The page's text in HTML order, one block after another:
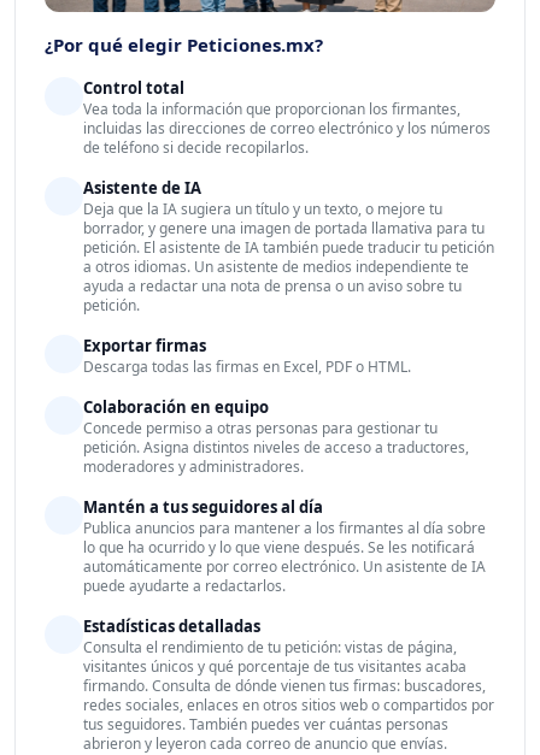
¿Por qué elegir Peticiones.mx?
Control total
Vea toda la información que proporcionan los firmantes,
incluidas las direcciones de correo electrónico y los números
de teléfono si decide recopilarlos.
Asistente de IA
Deja que la IA sugiera un título y un texto, o mejore tu
borrador, y genere una imagen de portada llamativa para tu
petición. El asistente de IA también puede traducir tu petición
a otros idiomas. Un asistente de medios independiente te
ayuda a redactar una nota de prensa o un aviso sobre tu
petición.
Exportar firmas
Descarga todas las firmas en Excel, PDF o HTML.
Colaboración en equipo
Concede permiso a otras personas para gestionar tu
petición. Asigna distintos niveles de acceso a traductores,
moderadores y administradores.
Mantén a tus seguidores al día
Publica anuncios para mantener a los firmantes al día sobre
lo que ha ocurrido y lo que viene después. Se les notificará
automáticamente por correo electrónico. Un asistente de IA
puede ayudarte a redactarlos.
Estadísticas detalladas
Consulta el rendimiento de tu petición: vistas de página,
visitantes únicos y qué porcentaje de tus visitantes acaba
firmando. Consulta de dónde vienen tus firmas: buscadores,
redes sociales, enlaces en otros sitios web o compartidos por
tus seguidores. También puedes ver cuántas personas
abrieron y leyeron cada correo de anuncio que envías.